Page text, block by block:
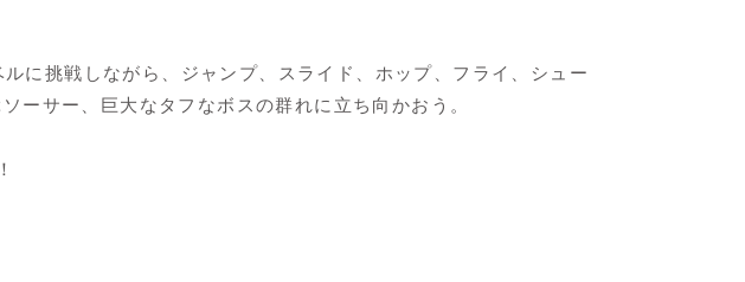
に挑戦しながら、ジャンプ、スライド、ホップ、フライ、シュー
ーサー、巨大なタフなボスの群れに立ち向かおう。